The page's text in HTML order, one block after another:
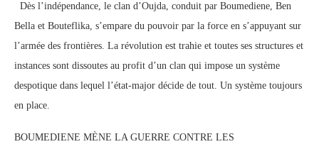
Dès l’indépendance, le clan d’Oujda, conduit par Boumediene, Ben
Bella et Bouteflika, s’empare du pouvoir par la force en s’appuyant sur
l’armée des frontières. La révolution est trahie et toutes ses structures et
instances sont dissoutes au profit d’un clan qui impose un système
despotique dans lequel l’état-major décide de tout. Un système toujours
en place.
BOUMEDIENE MÈNE LA GUERRE CONTRE LES